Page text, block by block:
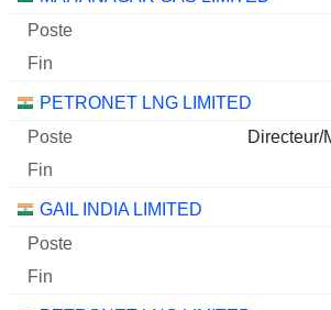
PETRONET LNG LIMITED
Directeur/
GAIL INDIA LIMITED